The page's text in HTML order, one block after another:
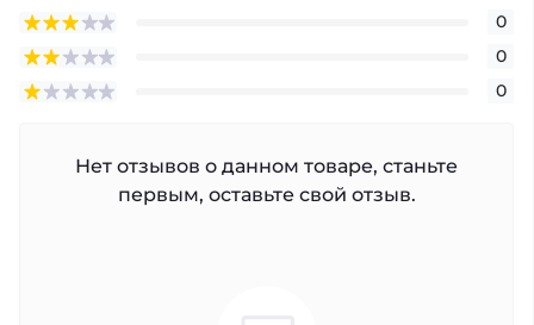
0
0
0
Нет отзывов о данном товаре, станьте
первым, оставьте свой отзыв.